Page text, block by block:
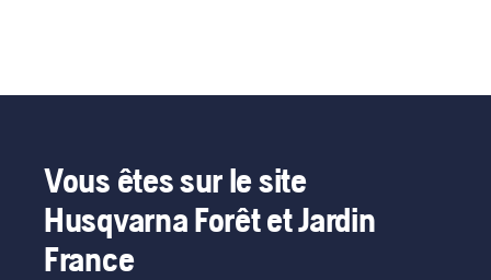
Vous êtes sur le site
Husqvarna Forêt et Jardin
France